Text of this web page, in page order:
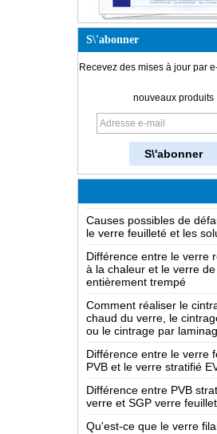
S\'abonner
Recevez des mises à jour par
nouveaux produits
Comment fabrique-t-on le
Comment fonctionne un
double sens?
Connaissance
verre LOW-E
le verre feuilleté et les
Différence entre le verre
à la chaleur et le verre de
entièrement trempé
Comment réaliser le
chaud du verre, le
ou le cintrage par
Différence entre le verre
PVB et le verre stratifié
Différence entre PVB
verre et SGP verre
Qu'est-ce que le verre
Les solutions d'emballage